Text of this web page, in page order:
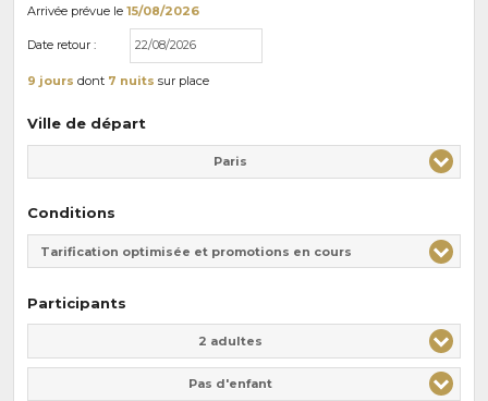
Arrivée prévue le 15/08/2026
Date retour :
9 jours dont 7 nuits sur place
Ville de départ
Paris
Conditions
Tarification optimisée et promotions en cours
Participants
2 adultes
Pas d'enfant